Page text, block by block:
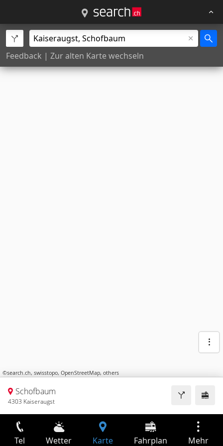
Feedback | Zur alten Karte wechseln
©search.ch, swisstopo, OpenStreetMap, others
Schofbaum
4303 Kaiseraugst
Tel Wetter Karte Fahrplan Mehr